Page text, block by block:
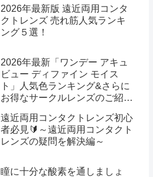
2026年最新版 遠近両用コンタ
クトレンズ 売れ筋人気ランキ
ング５選！
2026年最新「ワンデー アキュ
ビュー ディファイン モイス
ト」人気色ランキング&さらに
お得なサークルレンズのご紹
遠近両用コンタクトレンズ初心
者必見🔰～遠近両用コンタクト
レンズの疑問を解決編～
瞳に十分な酸素を通しましょ